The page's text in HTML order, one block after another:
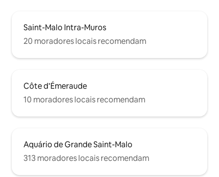
Saint-Malo Intra-Muros
20 moradores locais recomendam
Côte d’Émeraude
10 moradores locais recomendam
Aquário de Grande Saint-Malo
313 moradores locais recomendam